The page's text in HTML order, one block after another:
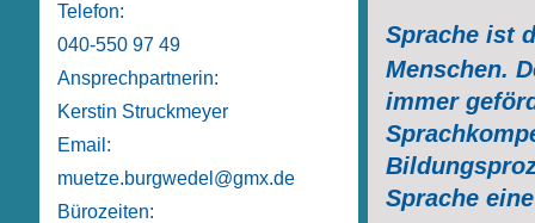
Sprache ist
Menschen.
immer
Sprache
Telefon:
040-550 97 49
Ansprechpartnerin:
Kerstin Struckmeyer
Email:
muetze.burgwedel@gmx.de
Bürozeiten: